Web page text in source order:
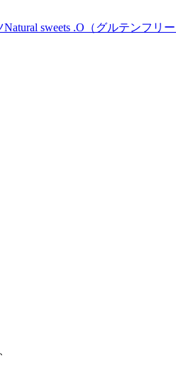
sweets .O（グルテンフリ